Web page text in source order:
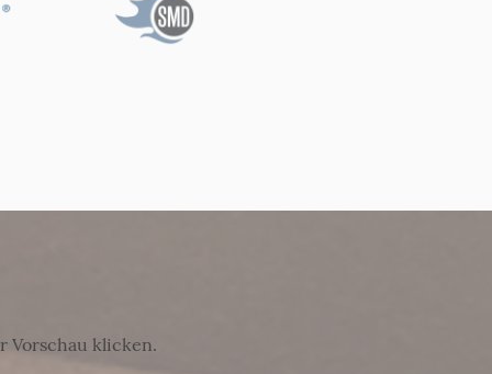
Vorschau klicken.